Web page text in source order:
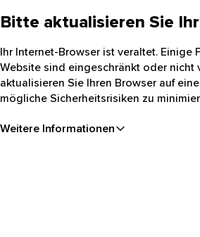
Bitte aktualisieren Sie
Ihr Internet-Browser ist veraltet. Einige
Website sind eingeschränkt oder nicht
aktualisieren Sie Ihren Browser auf
mögliche Sicherheitsrisiken zu
Weitere Informationen